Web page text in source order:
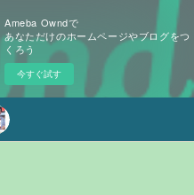
Ameba Owndで
あなただけのホームページやブログをつ
くろう
今すぐ試す